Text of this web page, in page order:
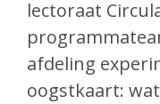
lectoraat
afdeling
oogstkaart: